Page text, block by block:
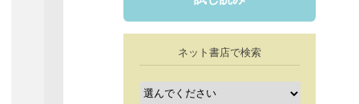
ネット書店で検索